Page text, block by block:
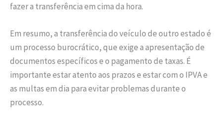
fazer a transferência em cima da hora.
Em resumo, a transferência do veículo de outro estado é
um processo burocrático, que exige a apresentação de
documentos específicos e o pagamento de taxas. É
importante estar atento aos prazos e estar com o IPVA e
as multas em dia para evitar problemas durante o
processo.